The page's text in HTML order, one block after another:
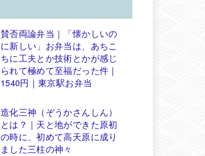
賛否両論弁当｜「懐かしいの
に新しい」お弁当は、あちこ
ちに工夫とか技術とかが感じ
られて極めて至福だった件｜
1540円｜東京駅お弁当
造化三神（ぞうかさんしん）
とは？｜天と地ができた原初
の時に、初めて高天原に成り
ました三柱の神々